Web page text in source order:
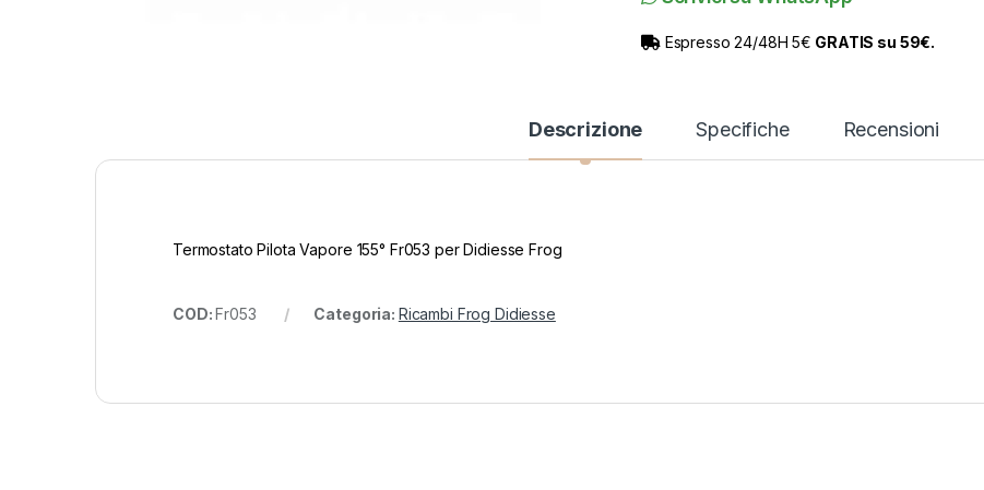
Espresso 24/48H 5€ GRATIS su 59€.
Descrizione Specifiche Recensioni
Termostato Pilota Vapore 155° Fr053 per Didiesse Frog
COD:Fr053 Categoria: Ricambi Frog Didiesse